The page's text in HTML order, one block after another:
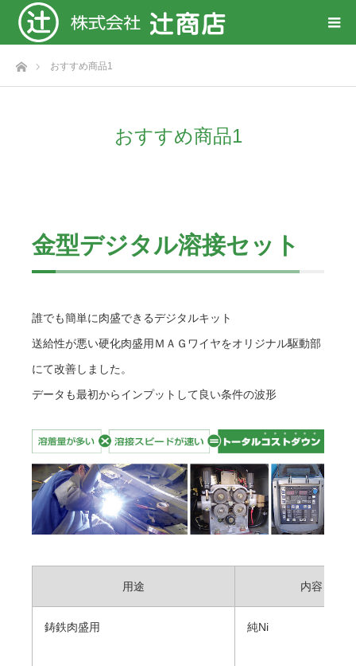
ホームおすすめ商品1
おすすめ商品1
金型デジタル溶接セット
誰でも簡単に肉盛できるデジタルキット
送給性が悪い硬化肉盛用ＭＡＧワイヤをオリジナル駆動部
にて改善しました。
データも最初からインプットして良い条件の波形
用途 内容
鋳鉄肉盛用 純Ni